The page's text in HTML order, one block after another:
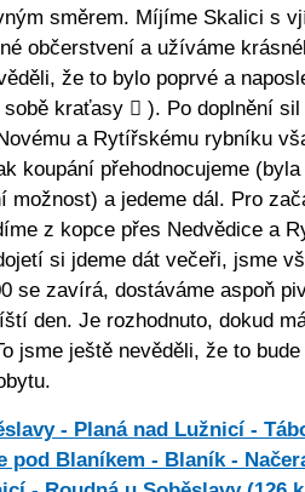
směrem. Míjíme Skalici s
občerstvení a užíváme
že to bylo poprvé a
kraťasy  ). Po doplnění sil
a Rytířskému rybníku
koupání přehodnocujeme (byla
možnost) a jedeme dál. Pro
z kopce přes Nedvědice a
si jdeme dát večeři, jsme
se zavírá, dostáváme aspoň
den. Je rozhodnuto, dokud
jsme ještě nevěděli, že to bude
- Planá nad Lužnicí -
pod Blaníkem - Blaník -